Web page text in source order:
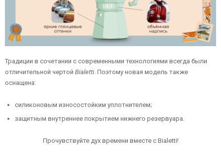
Традиции в сочетании с современными технологиями всегда были
отличительной чертой Bialetti. Поэтому новая модель также
оснащена:
силиконовым износостойким уплотнителем;
защитным внутреннее покрытием нижнего резервуара.
Прочувствуйте дух времени вместе с Bialetti!